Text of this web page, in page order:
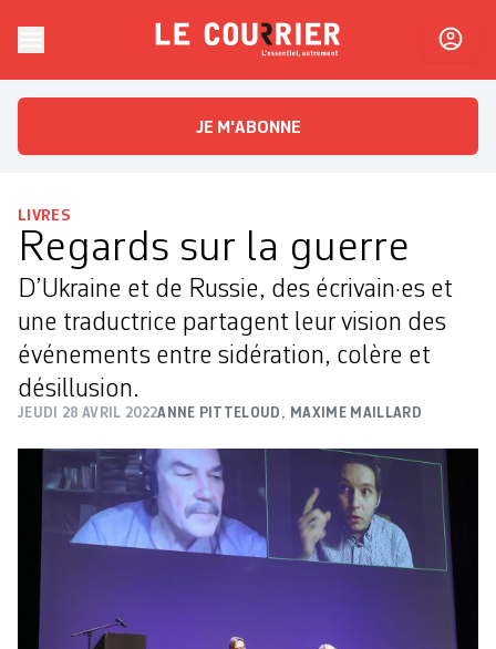
Le CourrierL'essentiel, autrement
JE M'ABONNE
LIVRES
Regards sur la guerre
D’Ukraine et de Russie, des écrivain·es et
une traductrice partagent leur vision des
événements entre sidération, colère et
désillusion.
JEUDI 28 AVRIL 2022ANNE PITTELOUD , MAXIME MAILLARD